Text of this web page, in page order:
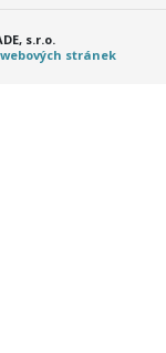
s.r.o.
stránek